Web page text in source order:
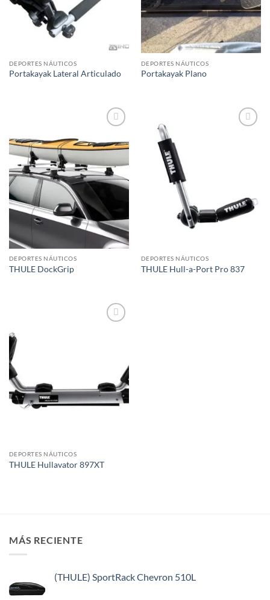
DEPORTES NÁUTICOS
Portakayak Lateral Articulado
DEPORTES NÁUTICOS
Portakayak Plano
a la
lista de
DEPORTES NÁUTICOS
THULE DockGrip
DEPORTES NÁUTICOS
THULE Hull-a-Port Pro 837
DEPORTES NÁUTICOS
THULE Hullavator 897XT
MÁS RECIENTE
(THULE) SportRack Chevron 510L